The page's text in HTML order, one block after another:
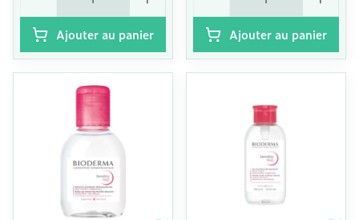
Ajouter au panier Ajouter au panier